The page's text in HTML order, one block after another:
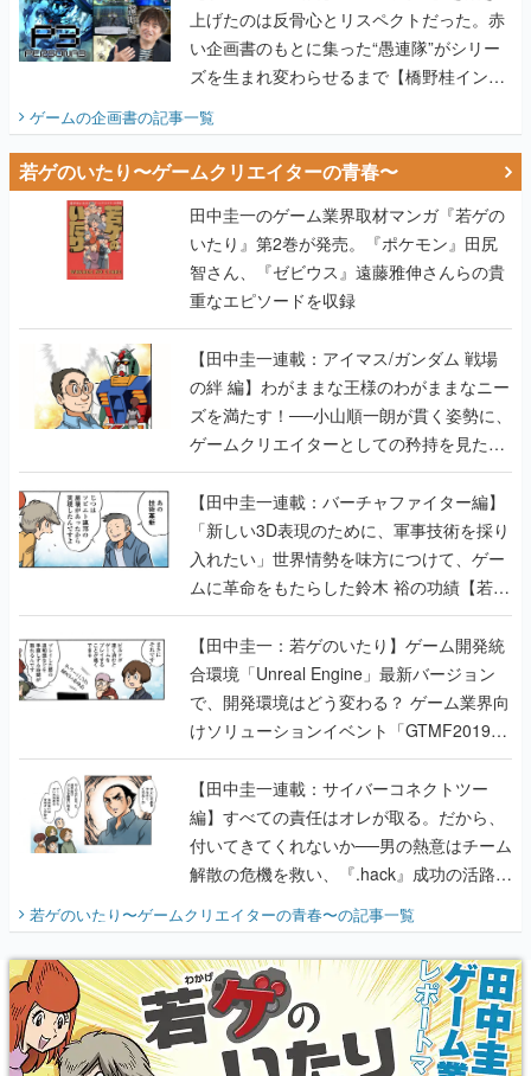
上げたのは反骨心とリスペクトだった。赤
い企画書のもとに集った“愚連隊”がシリー
ズを生まれ変わらせるまで【橋野桂インタ
ゲームの企画書の記事一覧
若ゲのいたり〜ゲームクリエイターの青春〜
田中圭一のゲーム業界取材マンガ『若ゲの
いたり』第2巻が発売。『ポケモン』田尻
智さん、『ゼビウス』遠藤雅伸さんらの貴
重なエピソードを収録
【田中圭一連載：アイマス/ガンダム 戦場
の絆 編】わがままな王様のわがままなニー
ズを満たす！──小山順一朗が貫く姿勢に、
ゲームクリエイターとしての矜持を見た
【若ゲのいたり最終回】
【田中圭一連載：バーチャファイター編】
「新しい3D表現のために、軍事技術を採り
入れたい」世界情勢を味方につけて、ゲー
ムに革命をもたらした鈴木 裕の功績【若ゲ
のいたり】
【田中圭一：若ゲのいたり】ゲーム開発統
合環境「Unreal Engine」最新バージョン
で、開発環境はどう変わる？ ゲーム業界向
けソリューションイベント「GTMF2019」
に行って、より理解を深めよう【PR】
【田中圭一連載：サイバーコネクトツー
編】すべての責任はオレが取る。だから、
付いてきてくれないか──男の熱意はチーム
解散の危機を救い、『.hack』成功の活路を
『少年ジャンプ』色だった【若ゲのいた
り】
若ゲのいたり〜ゲームクリエイターの青春〜の記事一覧